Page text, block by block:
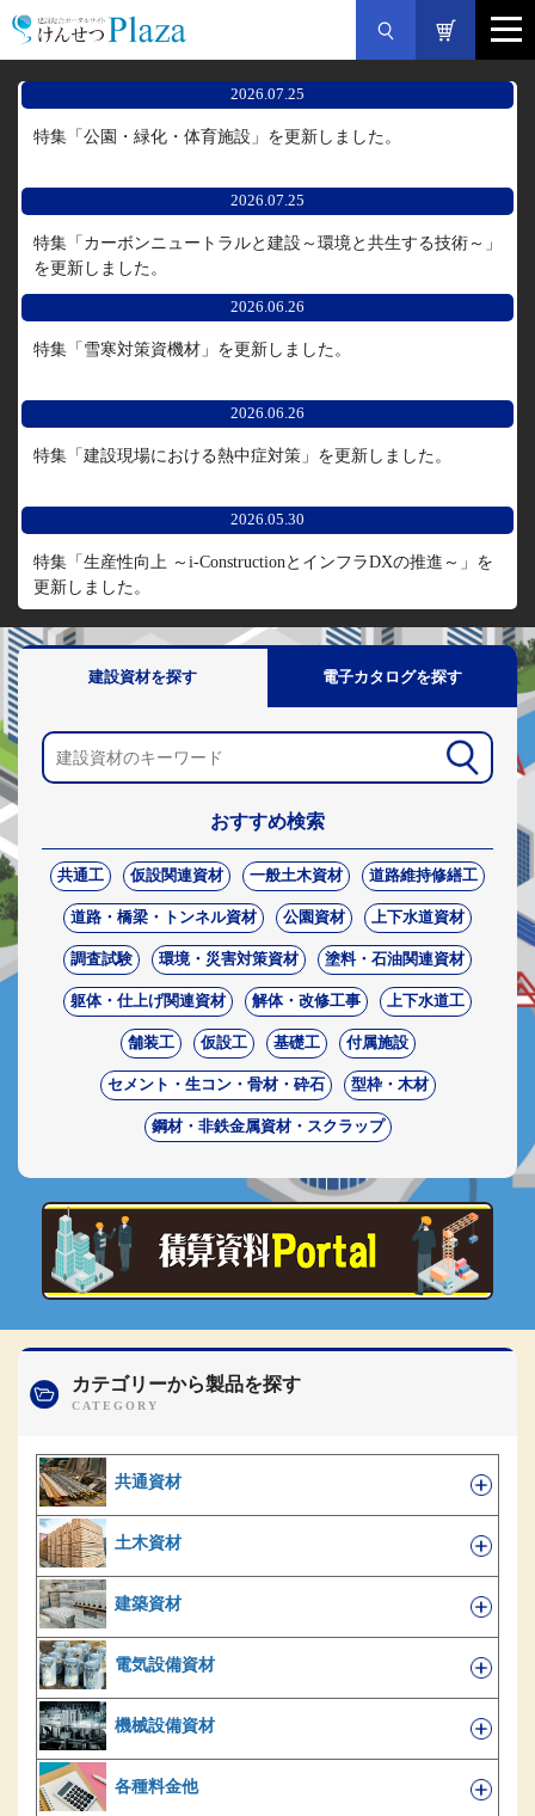
2026.07.25
特集「公園・緑化・体育施設」を更新しました。
2026.07.25
特集「カーボンニュートラルと建設～環境と共生する技術～」
を更新しました。
2026.06.26
特集「雪寒対策資機材」を更新しました。
2026.06.26
特集「建設現場における熱中症対策」を更新しました。
2026.05.30
特集「生産性向上 ～i-ConstructionとインフラDXの推進～」を
更新しました。
建設資材を探す 電子カタログを探す
おすすめ検索
共通工 仮設関連資材 一般土木資材 道路維持修繕工
道路・橋梁・トンネル資材 公園資材 上下水道資材
調査試験 環境・災害対策資材 塗料・石油関連資材
躯体・仕上げ関連資材 解体・改修工事 上下水道工
舗装工 仮設工 基礎工 付属施設
セメント・生コン・骨材・砕石 型枠・木材
鋼材・非鉄金属資材・スクラップ
カテゴリーから製品を探す
共通資材
土木資材
建築資材
電気設備資材
機械設備資材
各種料金他